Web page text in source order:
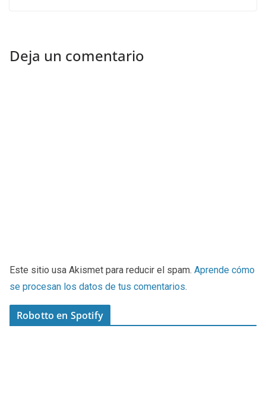
Deja un comentario
Este sitio usa Akismet para reducir el spam. Aprende cómo
se procesan los datos de tus comentarios.
Robotto en Spotify